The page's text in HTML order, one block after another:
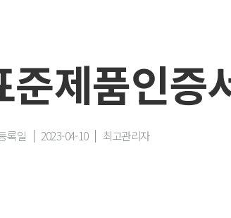
준제품인증
록일 2023-04-10 최고관리자